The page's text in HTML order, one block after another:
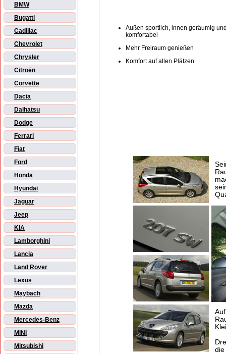
BMW
Bugatti
Cadillac
Chevrolet
Chrysler
Citroën
Corvette
Dacia
Daihatsu
Dodge
Ferrari
Fiat
Ford
Honda
Hyundai
Jaguar
Jeep
KIA
Lamborghini
Lancia
Land Rover
Lexus
Maybach
Mazda
Mercedes-Benz
MINI
Mitsubishi
Außen sportlich, innen geräumig
komfortabel
Mehr Freiraum genießen
Komfort auf allen Plätzen
die